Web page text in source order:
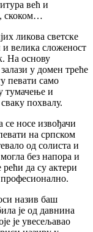
већ и
скоком…
ликова светске
и велика сложеност
На основу
у домен треће
певати само
тумачење и
похвалу.
се носе извођачи
на српском
од солиста и
без напора и
да су актери
назив баш
је од давнина
је увесељавао